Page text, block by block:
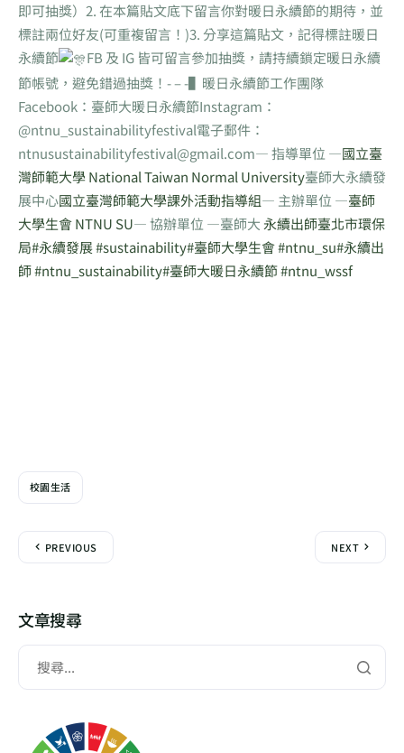
即可抽獎）2. 在本篇貼文底下留言你對暖日永續節的期待，並
標註兩位好友(可重複留言！)3. 分享這篇貼文，記得標註暖日
永續節
FB 及 IG 皆可留言參加抽獎，請持續鎖定暖日永續
節帳號，避免錯過抽獎！- – -▌暖日永續節工作團隊
Facebook：臺師大暖日永續節Instagram：
@ntnu_sustainabilityfestival電子郵件：
ntnusustainabilityfestival@gmail.com— 指導單位 —國立臺
灣師範大學 National Taiwan Normal University臺師大永續發
展中心國立臺灣師範大學課外活動指導組— 主辦單位 —臺師
大學生會 NTNU SU— 協辦單位 —臺師大 永續出師臺北市環保
局#永續發展#sustainability#臺師大學生會#ntnu_su#永續出
師#ntnu_sustainability#臺師大暖日永續節#ntnu_wssf
校園生活
PREVIOUS NEXT
文章搜尋